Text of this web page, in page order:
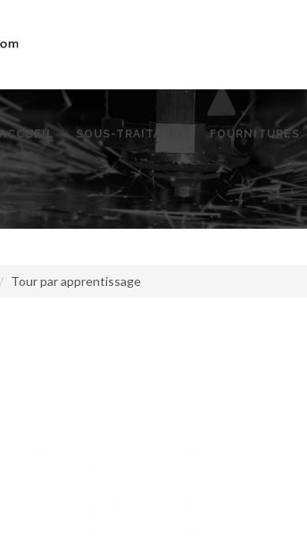
ACCUEIL SOUS-TRAITANTS FOURNITURES
Tour par apprentissage